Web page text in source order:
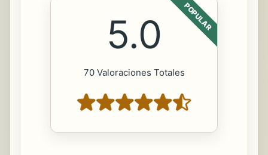
POPULAR
5.0
70 Valoraciones Totales